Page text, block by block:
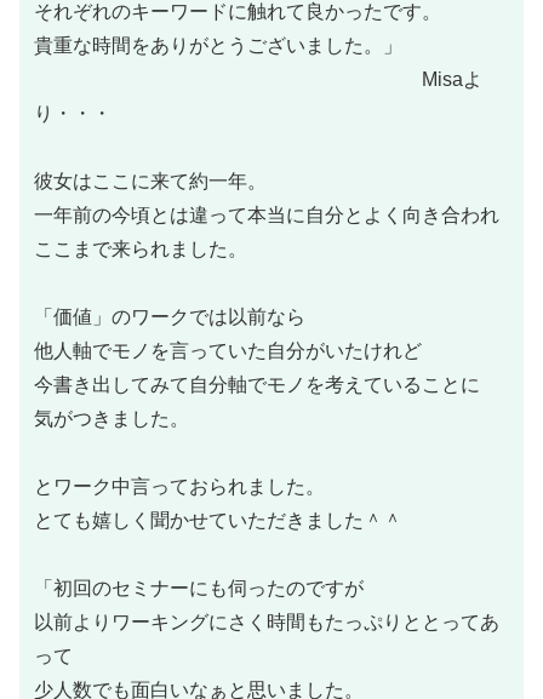
それぞれのキーワードに触れて良かったです。
貴重な時間をありがとうございました。」
Misaよ
り・・・
彼女はここに来て約一年。
一年前の今頃とは違って本当に自分とよく向き合われ
ここまで来られました。
「価値」のワークでは以前なら
他人軸でモノを言っていた自分がいたけれど
今書き出してみて自分軸でモノを考えていることに
気がつきました。
とワーク中言っておられました。
とても嬉しく聞かせていただきました＾＾
「初回のセミナーにも伺ったのですが
以前よりワーキングにさく時間もたっぷりととってあ
って
少人数でも面白いなぁと思いました。